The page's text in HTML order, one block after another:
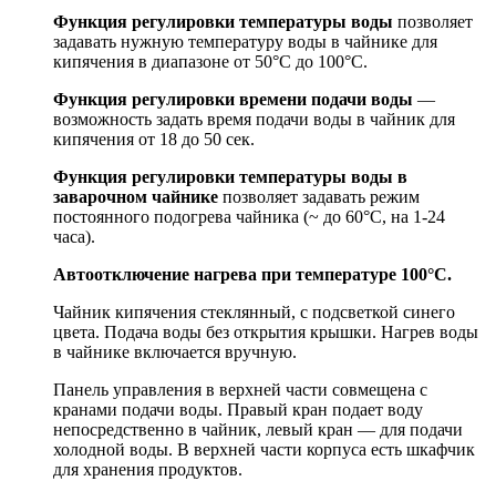
Функция регулировки температуры воды позволяет
задавать нужную температуру воды в чайнике для
кипячения в диапазоне от 50°С до 100°С.
Функция регулировки времени подачи воды —
возможность задать время подачи воды в чайник для
кипячения от 18 до 50 сек.
Функция регулировки температуры воды в
заварочном чайнике позволяет задавать режим
постоянного подогрева чайника (~ до 60°С, на 1-24
часа).
Автоотключение нагрева при температуре 100°С.
Чайник кипячения стеклянный, с подсветкой синего
цвета. Подача воды без открытия крышки. Нагрев воды
в чайнике включается вручную.
Панель управления в верхней части совмещена с
кранами подачи воды. Правый кран подает воду
непосредственно в чайник, левый кран — для подачи
холодной воды. В верхней части корпуса есть шкафчик
для хранения продуктов.